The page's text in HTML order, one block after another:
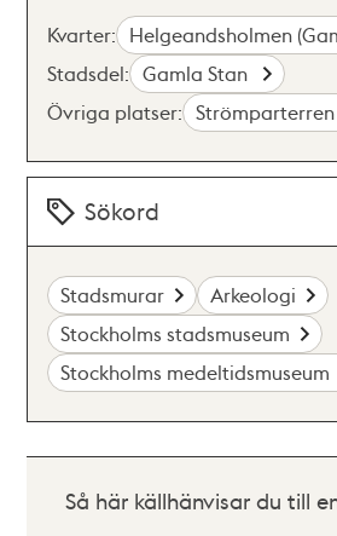
Kvarter: Helgeandsholmen
Stadsdel: Gamla Stan
Övriga platser: Strömparterren
Sökord
Stadsmurar
Arkeologi
Stockholms stadsmuseum
Stockholms medeltidsmuseum
Så här källhänvisar du till